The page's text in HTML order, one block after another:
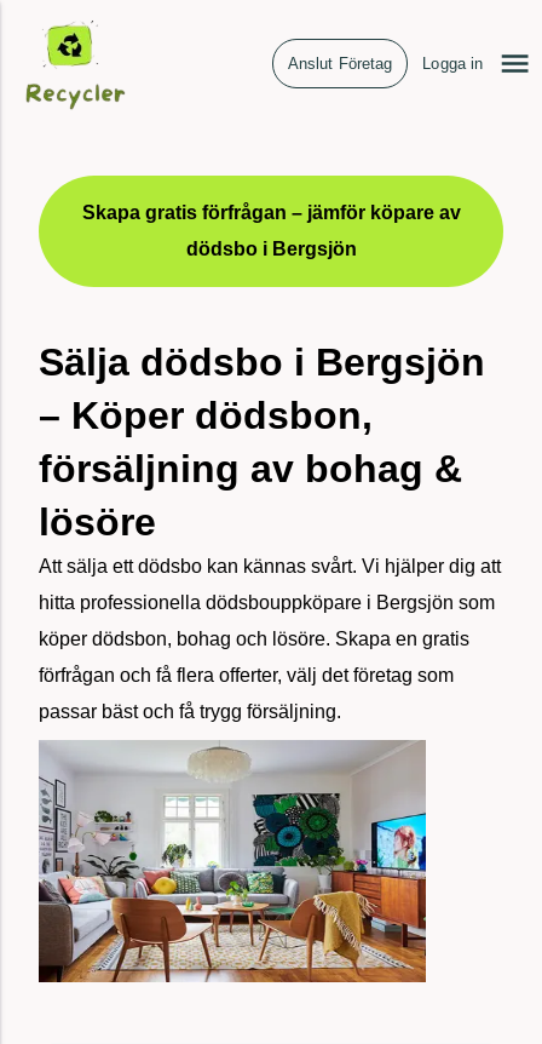
Anslut Företag Logga in
Skapa gratis förfrågan – jämför köpare av
dödsbo i Bergsjön
Sälja dödsbo i Bergsjön
– Köper dödsbon,
försäljning av bohag &
lösöre
Att sälja ett dödsbo kan kännas svårt. Vi hjälper dig att
hitta professionella dödsbouppköpare i Bergsjön som
köper dödsbon, bohag och lösöre. Skapa en gratis
förfrågan och få flera offerter, välj det företag som
passar bäst och få trygg försäljning.